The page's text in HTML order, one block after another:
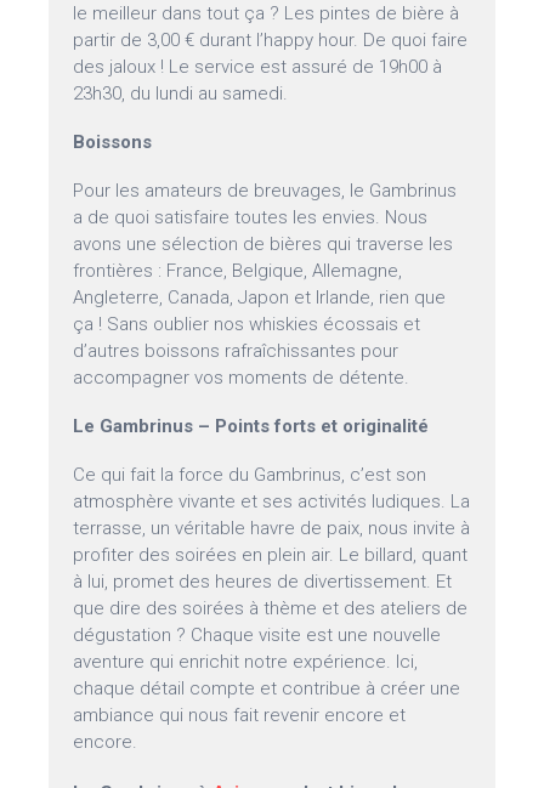
le meilleur dans tout ça ? Les pintes de bière à
partir de 3,00 € durant l’happy hour. De quoi faire
des jaloux ! Le service est assuré de 19h00 à
23h30, du lundi au samedi.
Boissons
Pour les amateurs de breuvages, le Gambrinus
a de quoi satisfaire toutes les envies. Nous
avons une sélection de bières qui traverse les
frontières : France, Belgique, Allemagne,
Angleterre, Canada, Japon et Irlande, rien que
ça ! Sans oublier nos whiskies écossais et
d’autres boissons rafraîchissantes pour
accompagner vos moments de détente.
Le Gambrinus – Points forts et originalité
Ce qui fait la force du Gambrinus, c’est son
atmosphère vivante et ses activités ludiques. La
terrasse, un véritable havre de paix, nous invite à
profiter des soirées en plein air. Le billard, quant
à lui, promet des heures de divertissement. Et
que dire des soirées à thème et des ateliers de
dégustation ? Chaque visite est une nouvelle
aventure qui enrichit notre expérience. Ici,
chaque détail compte et contribue à créer une
ambiance qui nous fait revenir encore et
encore.